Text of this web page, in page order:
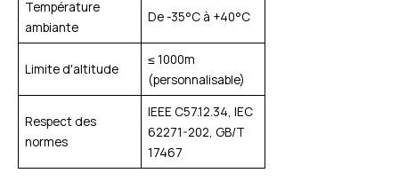
Température
ambiante
De -35°C à +40°C
Limite d'altitude
≤ 1000m
(personnalisable)
Respect des
normes
IEEE C57.12.34, IEC
62271-202, GB/T
17467